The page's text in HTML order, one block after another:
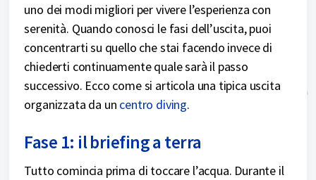
uno dei modi migliori per vivere l’esperienza con
serenità. Quando conosci le fasi dell’uscita, puoi
concentrarti su quello che stai facendo invece di
chiederti continuamente quale sarà il passo
successivo. Ecco come si articola una tipica uscita
organizzata da un centro diving.
Fase 1: il briefing a terra
Tutto comincia prima di toccare l’acqua. Durante il